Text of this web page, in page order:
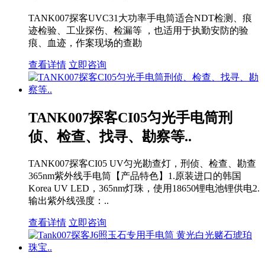
TANK007探客UVC31大功率手电筒适合NDT检测、痕
迹检验、工业探伤、检漏等 ，也适用于执勤安防的验
痕、血迹，作案现场的查勘
查看详情 立即咨询
TANK007探客CI05匀光手电筒刑
侦、检查、找寻、勘察等..
TANK007探客CI05 UV匀光勘查灯，刑侦、检查、勘查
365nm紫外线手电筒【产品特色】1.原装进口的韩国
Korea UV LED，365nm灯珠，使用18650锂电池锂供电2.
输出紫外线强度：..
查看详情 立即咨询